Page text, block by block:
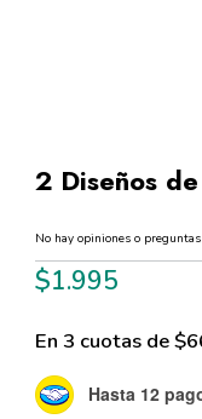
2 Diseños
No hay opiniones o preguntas
$1.995
En 3 cuotas de
Hasta 12